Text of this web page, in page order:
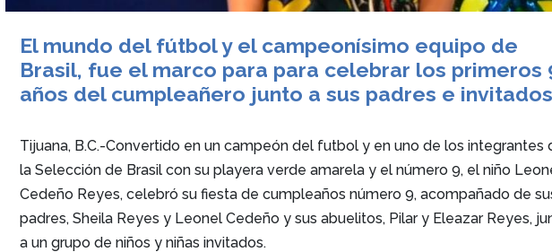
El mundo del fútbol y el campeonísimo equipo de
Brasil, fue el marco para para celebrar los primeros
años del cumpleañero junto a sus padres e
Tijuana, B.C.-Convertido en un campeón del futbol y en uno de los integrantes
la Selección de Brasil con su playera verde amarela y el número 9, el niño
Cedeño Reyes, celebró su fiesta de cumpleaños número 9, acompañado de
padres, Sheila Reyes y Leonel Cedeño y sus abuelitos, Pilar y Eleazar Reyes,
a un grupo de niños y niñas invitados.